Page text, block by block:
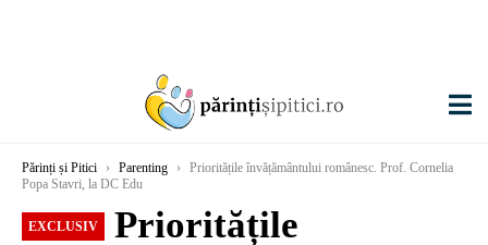
Părinți și Pitici › Parenting ›
Prioritățile învățământului românesc. Prof. Cornelia
Popa Stavri, la DC Edu
EXCLUSIV
Prioritățile